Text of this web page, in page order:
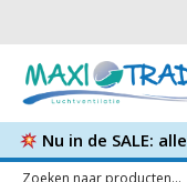
Nu in de SALE: alle